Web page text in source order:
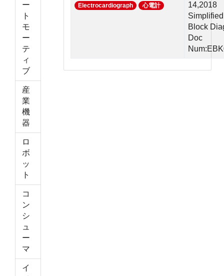
ー
ト
モ
ー
テ
ィ
ブ
産
業
機
器
ロ
ボ
ッ
ト
コ
ン
シ
ュ
ー
マ
イ
Electrocardiograph 心電計
14,2018
Simplified
Block
Doc